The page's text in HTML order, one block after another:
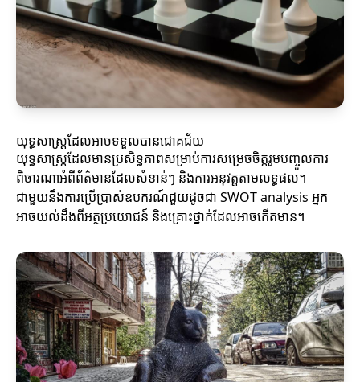
យុទ្ធសាស្ត្រដែលអាចទទួលបានជោគជ័យ
យុទ្ធសាស្ត្រដែលមានប្រសិទ្ធភាពសម្រាប់ការសម្រេចចិត្តរួមបញ្ចូលការ
ពិចារណាអំពីព័ត៌មានដែលសំខាន់ៗ និងការអនុវត្តតាមលទ្ធផល។
ជាមួយនឹងការប្រើប្រាស់ឧបករណ៍ជួយដូចជា SWOT analysis អ្នក
អាចយល់ដឹងពីអត្ថប្រយោជន៍ និងគ្រោះថ្នាក់ដែលអាចកើតមាន។